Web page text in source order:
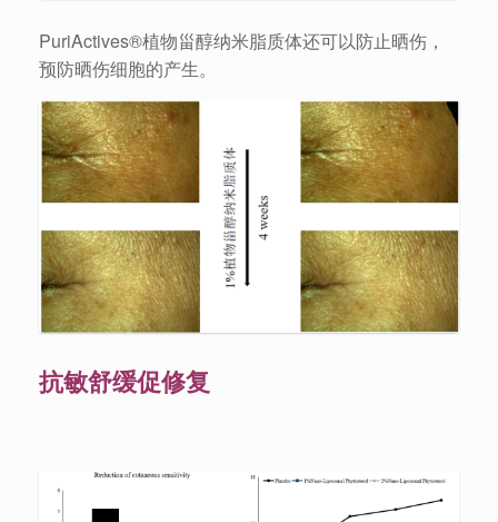
PuriActives®植物甾醇纳米脂质体还可以防止晒伤，
预防晒伤细胞的产生。
抗敏舒缓促修复